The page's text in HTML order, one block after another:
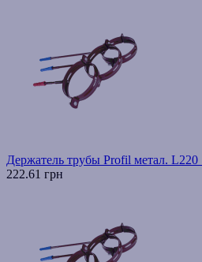
Держатель трубы Profil метал. L220
222.61 грн